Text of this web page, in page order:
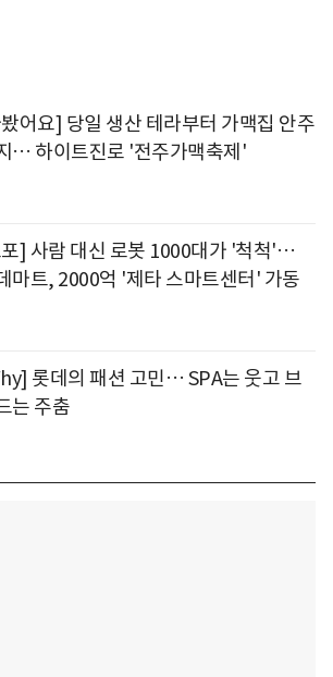
어요] 당일 생산 테라부터 가맥집 안주
… 하이트진로 '전주가맥축제'
] 사람 대신 로봇 1000대가 '척척'…
마트, 2000억 '제타 스마트센터' 가동
롯데의 패션 고민… SPA는 웃고 브
는 주춤